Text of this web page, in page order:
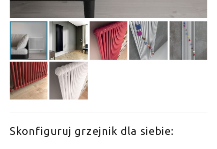
Skonfiguruj grzejnik dla siebie: